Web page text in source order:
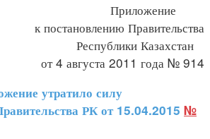
Приложение
к постановлению Правительства
Республики Казахстан
от 4 августа 2011 года № 914
утратило силу
РК от 15.04.2015 №